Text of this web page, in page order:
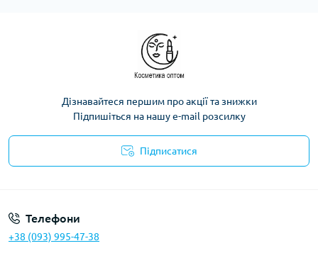
Дізнавайтеся першим про акції та знижки
Підпишіться на нашу e-mail розсилку
Підписатися
Телефони
+38 (093) 995-47-38